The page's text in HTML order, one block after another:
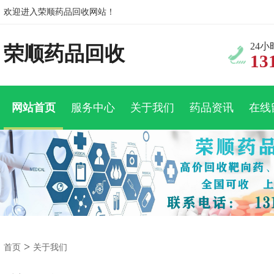
欢迎进入荣顺药品回收网站！
荣顺药品回收 24小
网站首页 服务中心 关于我们 药品资讯 在线
首页 > 关于我们